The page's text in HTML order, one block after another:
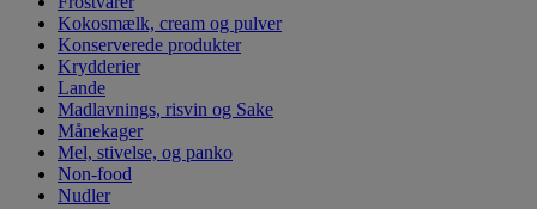
Kokosmælk, cream og pulver
Konserverede produkter
Krydderier
Lande
Madlavnings, risvin og Sake
Månekager
Mel, stivelse, og panko
Non-food
Nudler